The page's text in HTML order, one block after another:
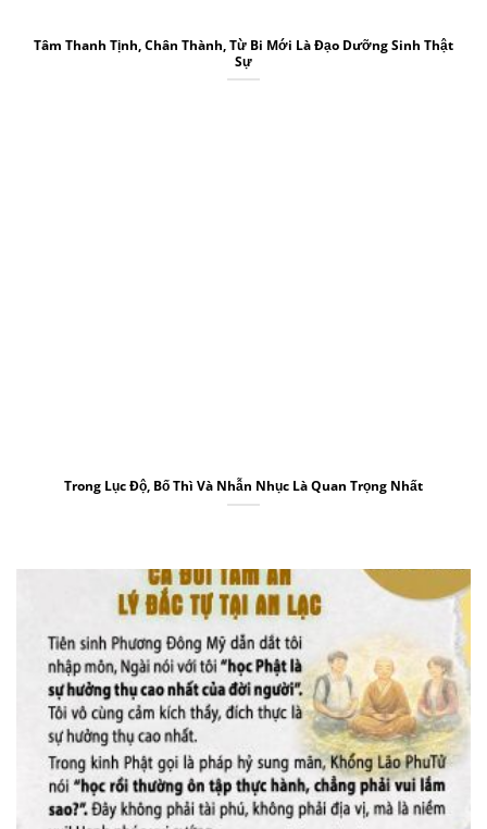
Tâm Thanh Tịnh, Chân Thành, Từ Bi Mới Là Đạo Dưỡng Sinh Thật
Sự
Trong Lục Độ, Bố Thì Và Nhẫn Nhục Là Quan Trọng Nhất